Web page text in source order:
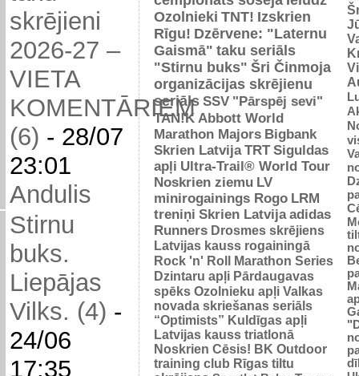
skrējieni
2026-27 –
VIETA
KOMENTĀRIEM
(6) - 28/07
23:01
Andulis
Stirnu
buks.
Liepājas
Vilks. (4) -
24/06
17:35
Ozolnieki TNT! Izskrien
Rīgu! Dzērvene: "Laternu
Gaismā" taku seriāls
"Stirnu buks" Šri Činmoja
organizācijas skrējienu
seriāls SSV "Pārspēj sevi"
TAN!K Abbott World
Marathon Majors Bigbank
Skrien Latvija TRT Siguldas
apļi Ultra-Trail® World Tour
Noskrien ziemu LV
minirogainings Rogo LRM
treniņi Skrien Latvija adidas
Runners Drosmes skrējiens
Latvijas kauss rogainingā
Rock 'n' Roll Marathon Series
Dzintaru apļi Pārdaugavas
spēks Ozolnieku apļi Valkas
novada skriešanas seriāls
“Optimists” Kuldīgas apļi
Latvijas kauss triatlonā
Noskrien Cēsis! BK Outdoor
training club Rīgas tiltu